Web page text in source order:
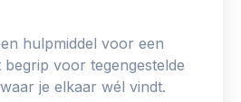
hulpmiddel voor een
voor tegengestelde
je elkaar wél vindt.